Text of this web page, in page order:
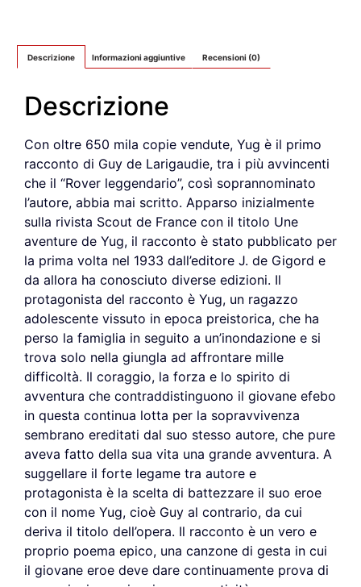
Descrizione Informazioni aggiuntive Recensioni (0)
Descrizione
Con oltre 650 mila copie vendute, Yug è il primo
racconto di Guy de Larigaudie, tra i più avvincenti
che il “Rover leggendario”, così soprannominato
l’autore, abbia mai scritto. Apparso inizialmente
sulla rivista Scout de France con il titolo Une
aventure de Yug, il racconto è stato pubblicato per
la prima volta nel 1933 dall’editore J. de Gigord e
da allora ha conosciuto diverse edizioni. Il
protagonista del racconto è Yug, un ragazzo
adolescente vissuto in epoca preistorica, che ha
perso la famiglia in seguito a un’inondazione e si
trova solo nella giungla ad affrontare mille
difficoltà. Il coraggio, la forza e lo spirito di
avventura che contraddistinguono il giovane efebo
in questa continua lotta per la sopravvivenza
sembrano ereditati dal suo stesso autore, che pure
aveva fatto della sua vita una grande avventura. A
suggellare il forte legame tra autore e
protagonista è la scelta di battezzare il suo eroe
con il nome Yug, cioè Guy al contrario, da cui
deriva il titolo dell’opera. Il racconto è un vero e
proprio poema epico, una canzone di gesta in cui
il giovane eroe deve dare continuamente prova di